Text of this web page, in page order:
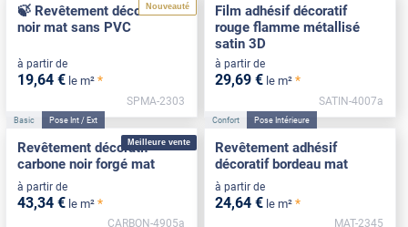
Nouveauté
🍃 Revêtement décoratif
noir mat sans PVC
à partir de
19,64 € le m² *
SPMA-2303
Film adhésif décoratif
rouge flamme métallisé
satin 3D
à partir de
29,69 € le m² *
SATIN-4007a
Meilleure vente
Basic Pose Int / Ext
Revêtement décoratif
carbone noir forgé mat
à partir de
43,34 € le m² *
CARBON-4905a
Confort Pose Intérieure
Revêtement adhésif
décoratif bordeau mat
à partir de
24,64 € le m² *
MAT-2345